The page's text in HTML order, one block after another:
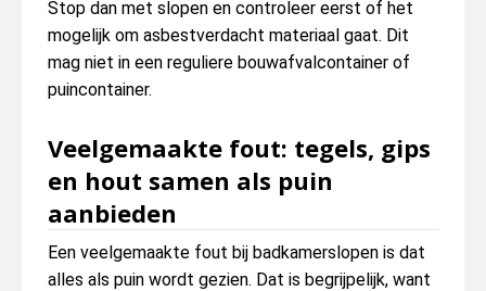
Stop dan met slopen en controleer eerst of het
mogelijk om asbestverdacht materiaal gaat. Dit
mag niet in een reguliere bouwafvalcontainer of
puincontainer.
Veelgemaakte fout: tegels, gips
en hout samen als puin
aanbieden
Een veelgemaakte fout bij badkamerslopen is dat
alles als puin wordt gezien. Dat is begrijpelijk, want